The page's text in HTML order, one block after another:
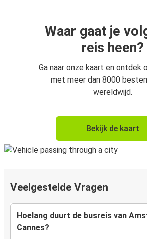
Waar gaat je
reis heen?
Ga naar onze kaart en ontdek
met meer dan 8000
wereldwijd.
Bekijk de kaart
Veelgestelde Vragen
Hoelang duurt de busreis van
Cannes?